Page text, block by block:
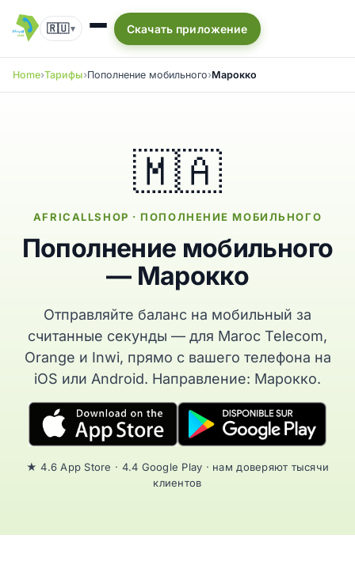
🇷🇺▾ Скачать приложение
Home Тарифы Пополнение мобильного Марокко
🇲🇦
AFRICALLSHOP · ПОПОЛНЕНИЕ МОБИЛЬНОГО
Пополнение мобильного
— Марокко
Отправляйте баланс на мобильный за
считанные секунды — для Maroc Telecom,
Orange и Inwi, прямо с вашего телефона на
iOS или Android. Направление: Марокко.
★ 4.6 App Store · 4.4 Google Play · нам доверяют тысячи
клиентов